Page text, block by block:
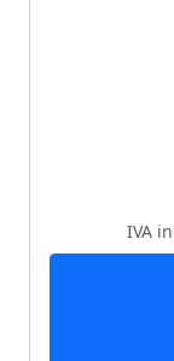
IVA